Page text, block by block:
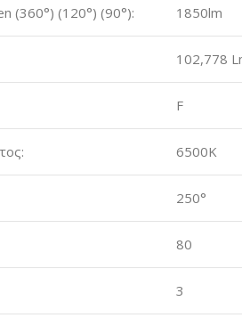
(360°) (120°) (90°): 1850lm
102,778
F
6500K
250°
80
3